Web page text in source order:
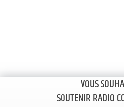
VOUS
SOUTENIR RADIO